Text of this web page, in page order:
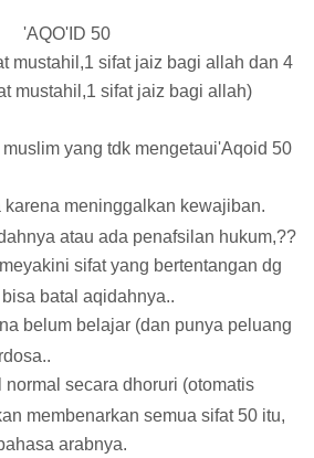
'AQO'ID 50
mustahil,1 sifat jaiz bagi allah dan 4
mustahil,1 sifat jaiz bagi allah)
yang tdk mengetaui'Aqoid 50
karena meninggalkan kewajiban.
atau ada penafsilan hukum,??
sifat yang bertentangan dg
batal aqidahnya..
belum belajar (dan punya peluang
secara dhoruri (otomatis
membenarkan semua sifat 50 itu,
arabnya.